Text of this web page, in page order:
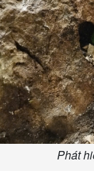
Phát